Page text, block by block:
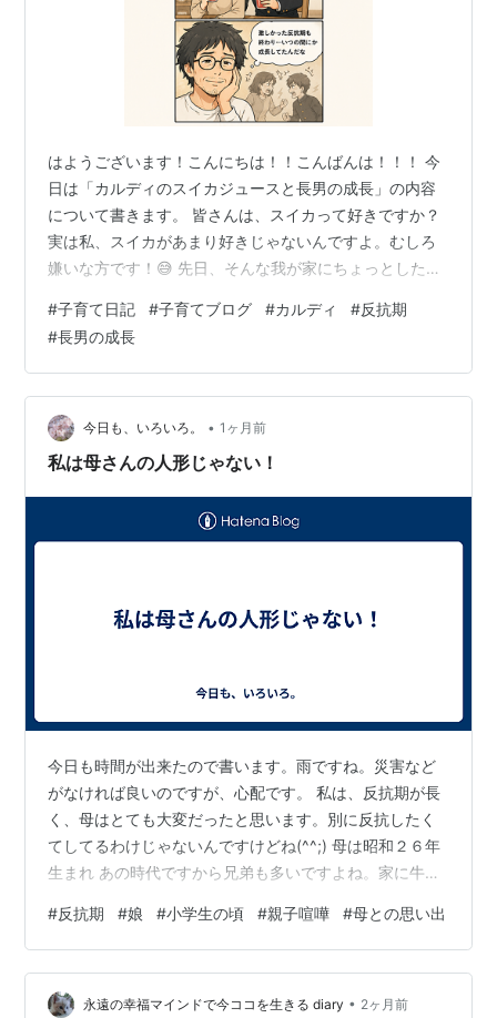
はようございます！こんにちは！！こんばんは！！！ 今
日は「カルディのスイカジュースと長男の成長」の内容
について書きます。 皆さんは、スイカって好きですか？
実は私、スイカがあまり好きじゃないんですよ。むしろ
嫌いな方です！😅 先日、そんな我が家にちょっとした事
う？買わない？ 事の発端は、妻がカルディに行った時の
こと。 スイカジュースの試飲をして、「これ美味し
い！」と思ったらしいんです。 ただ、前述の通り私はス
イカが苦手。そして子どもたち（お兄ちゃんと弟くん）
もスイカに対しては「イマイチ...」という反応。 そんな
家族の顔がよぎったのか、妻は美味…
#子育て日記 #子育てブログ #カルディ #反抗期
#長男の成長
今日も、いろいろ。 • 1ヶ月前
私は母さんの人形じゃない！
今日も時間が出来たので書います。雨ですね。災害など
がなければ良いのですが、心配です。 私は、反抗期が長
く、母はとても大変だったと思います。別に反抗したく
てしてるわけじゃないんですけどね(^^;) 母は昭和２６年
生まれ あの時代ですから兄弟も多いですよね。家に牛や
り前。 母はとても成績が良く、勉強が好きだったそうで
す。でも母の子供だからといって私が勉強が出来るかと
ゆうとこれが、全く遺伝しませんでした。 普通でもな
く、成績は最悪で、しかも勉強大嫌い。なんならどうや
#反抗期 #娘 #小学生の頃 #親子喧嘩 #母との思い出
永遠の幸福マインドで今ココを生きる diary • 2ヶ月前